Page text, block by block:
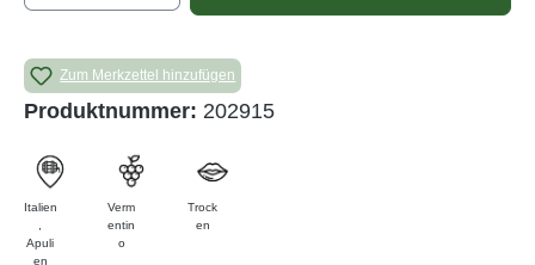
Zum Merkzettel hinzufügen
Produktnummer: 202915
Italien
Apuli
en
Verm
entin
o
Trock
en